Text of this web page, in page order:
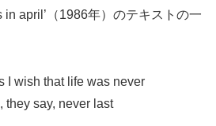
in april’（1986年）のテキストの一
I wish that life was never
they say, never last